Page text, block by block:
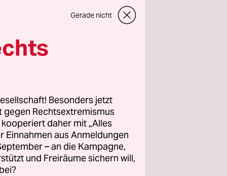
Foto: Cees van de
und
US-
Gerade nicht
Besonders jetzt
gegen Rechtsextremismus
daher mit „Alles
Einnahmen aus Anmeldungen
– an die Kampagne,
und Freiräume sichern will,